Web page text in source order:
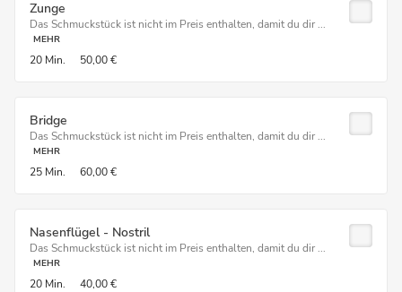
Zunge
Das Schmuckstück ist nicht im Preis enthalten, damit du dir ...
MEHR
20 Min. 50,00 €
Bridge
Das Schmuckstück ist nicht im Preis enthalten, damit du dir ...
MEHR
25 Min. 60,00 €
Nasenflügel - Nostril
Das Schmuckstück ist nicht im Preis enthalten, damit du dir ...
MEHR
20 Min. 40,00 €